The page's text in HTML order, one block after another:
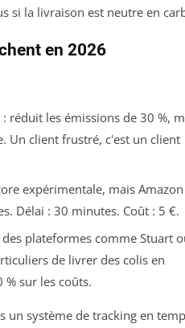
si la livraison est neutre en
en 2026
: réduit les émissions de 30 %,
Un client frustré, c'est un client
expérimentale, mais
Délai : 30 minutes. Coût : 5 €.
plateformes comme Stuart
de livrer des colis en
sur les coûts.
un système de tracking en